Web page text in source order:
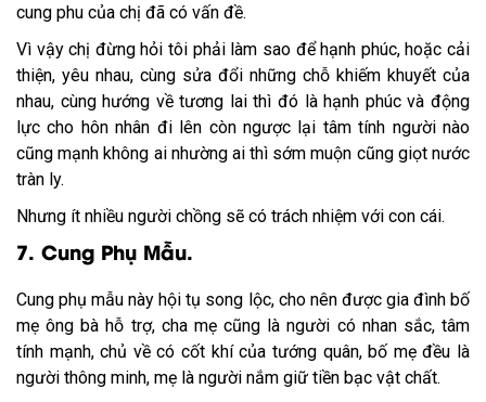
cung phu của chị đã có vấn đề.
Vì vậy chị đừng hỏi tôi phải làm sao để hạnh phúc, hoặc cải
thiện, yêu nhau, cùng sửa đổi những chỗ khiếm khuyết của
nhau, cùng hướng về tương lai thì đó là hạnh phúc và động
lực cho hôn nhân đi lên còn ngược lại tâm tính người nào
cũng mạnh không ai nhường ai thì sớm muộn cũng giọt nước
tràn ly.
Nhưng ít nhiều người chồng sẽ có trách nhiệm với con cái.
7. Cung Phụ Mẫu.
Cung phụ mẫu này hội tụ song lộc, cho nên được gia đình bố
mẹ ông bà hỗ trợ, cha mẹ cũng là người có nhan sắc, tâm
tính mạnh, chủ về có cốt khí của tướng quân, bố mẹ đều là
người thông minh, mẹ là người nắm giữ tiền bạc vật chất.